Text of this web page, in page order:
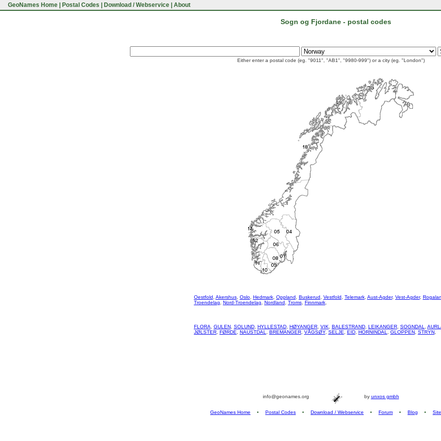
GeoNames Home Postal Codes Download / Webservice About
Sogn og Fjordane - postal codes
Either enter a postal code (eg. "9011", "AB1", "9980-999") or a city (eg. "London")
Oestfold Akershus, Oslo, Hedmark, Oppland Buskerud Vestfold Telemark, Aust-Agder, Vest-Agder,
Troendelag
Nord-Troendelag Nordland Troms, Finnmark,
FLORA GULEN, SOLUND, HYLLESTAD, HØYANGER, VIK BALESTRAND, LEIKANGER, SOGNDAL
JØLSTER, FØRDE NAUSTDAL BREMANGER, VÅGSØY, SELJE EID, HORNINDAL GLOPPEN, STRYN,
info@geonames.org by unxos gmbh
GeoNames Home • Postal Codes • Download / Webservice • Forum • Blog •